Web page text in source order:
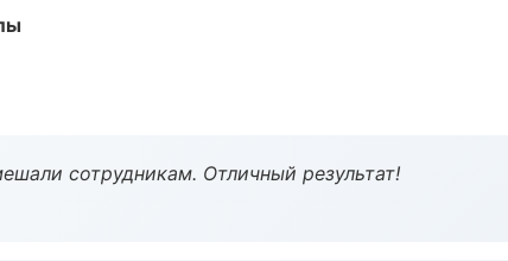
сотрудникам. Отличный результат!